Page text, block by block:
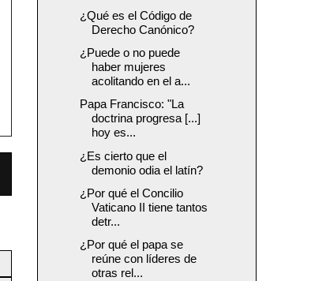
¿Qué es el Código de
Derecho Canónico?
¿Puede o no puede
haber mujeres
acolitando en el a...
Papa Francisco: "La
doctrina progresa [...]
hoy es...
¿Es cierto que el
demonio odia el latín?
¿Por qué el Concilio
Vaticano II tiene tantos
detr...
¿Por qué el papa se
reúne con líderes de
otras rel...